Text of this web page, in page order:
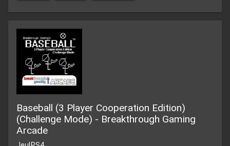
Baseball (3 Player Cooperation Edition)
(Challenge Mode) - Breakthrough Gaming
Arcade